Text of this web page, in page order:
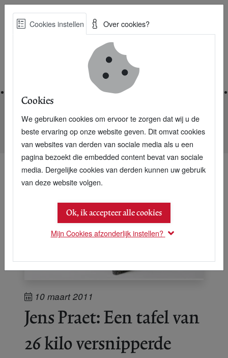
Skip
Best Practices voor een duurzame toekomst
Nieuwsarchief
Jens Praet: Een tafel van 26 kilo versnipperde magazines
10 maart 2011
Jens Praet: Een tafel van
26 kilo versnipperde
Cookies instellen Over cookies?
Cookies
We gebruiken cookies om ervoor te zorgen dat wij u de
beste ervaring op onze website geven. Dit omvat cookies
van websites van derden van sociale media als u een
pagina bezoekt die embedded content bevat van sociale
media. Dergelijke cookies van derden kunnen uw gebruik
van deze website volgen.
Ok, ik accepteer alle cookies
Mijn Cookies afzonderlijk instellen?